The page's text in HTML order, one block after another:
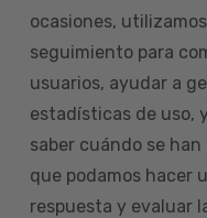
ocasiones,
seguimiento para
usuarios, ayudar a
estadísticas de uso,
saber cuándo se
que podamos hacer
respuesta y evaluar